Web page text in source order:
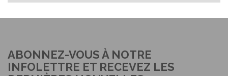
ABONNEZ-VOUS À NOTRE
INFOLETTRE ET RECEVEZ LES